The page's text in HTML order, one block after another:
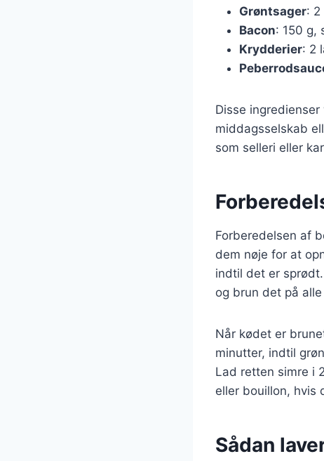
Grøntsager: 2
Bacon: 150 g,
Krydderier: 2
Disse
middagsselskab
som selleri eller
Forberedelsen af
dem nøje for at
indtil det er
og brun det på alle
Når kødet er
minutter, indtil
Lad retten simre i
eller bouillon, hvis
Sådan